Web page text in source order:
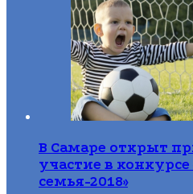
В Самаре открыт
участие в
семья-2018»